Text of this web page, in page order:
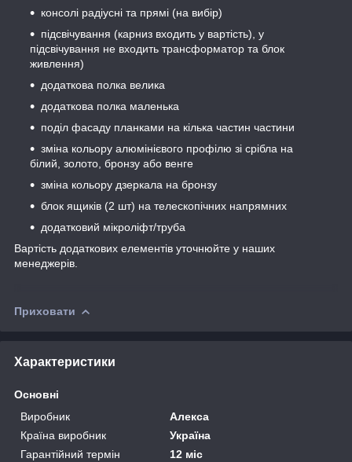
консолі радіусні та прямі (на вибір)
підсвічування (карниз входить у вартість), у
підсвічування не входить трансформатор та блок
живлення)
додаткова полка велика
додаткова полка маленька
поділ фасаду планками на кілька частин частини
зміна кольору алюмінієвого профілю зі срібла на
білий, золото, бронзу або венге
зміна кольору дзеркала на бронзу
блок ящиків (2 шт) на телескопічних напрямних
додатковий мікроліфт/труба
Вартість додаткових елементів уточнюйте у наших
менеджерів.
Приховати
Характеристики
Основні
Виробник
Алекса
Країна виробник
Україна
Гарантійний термін
12 міс